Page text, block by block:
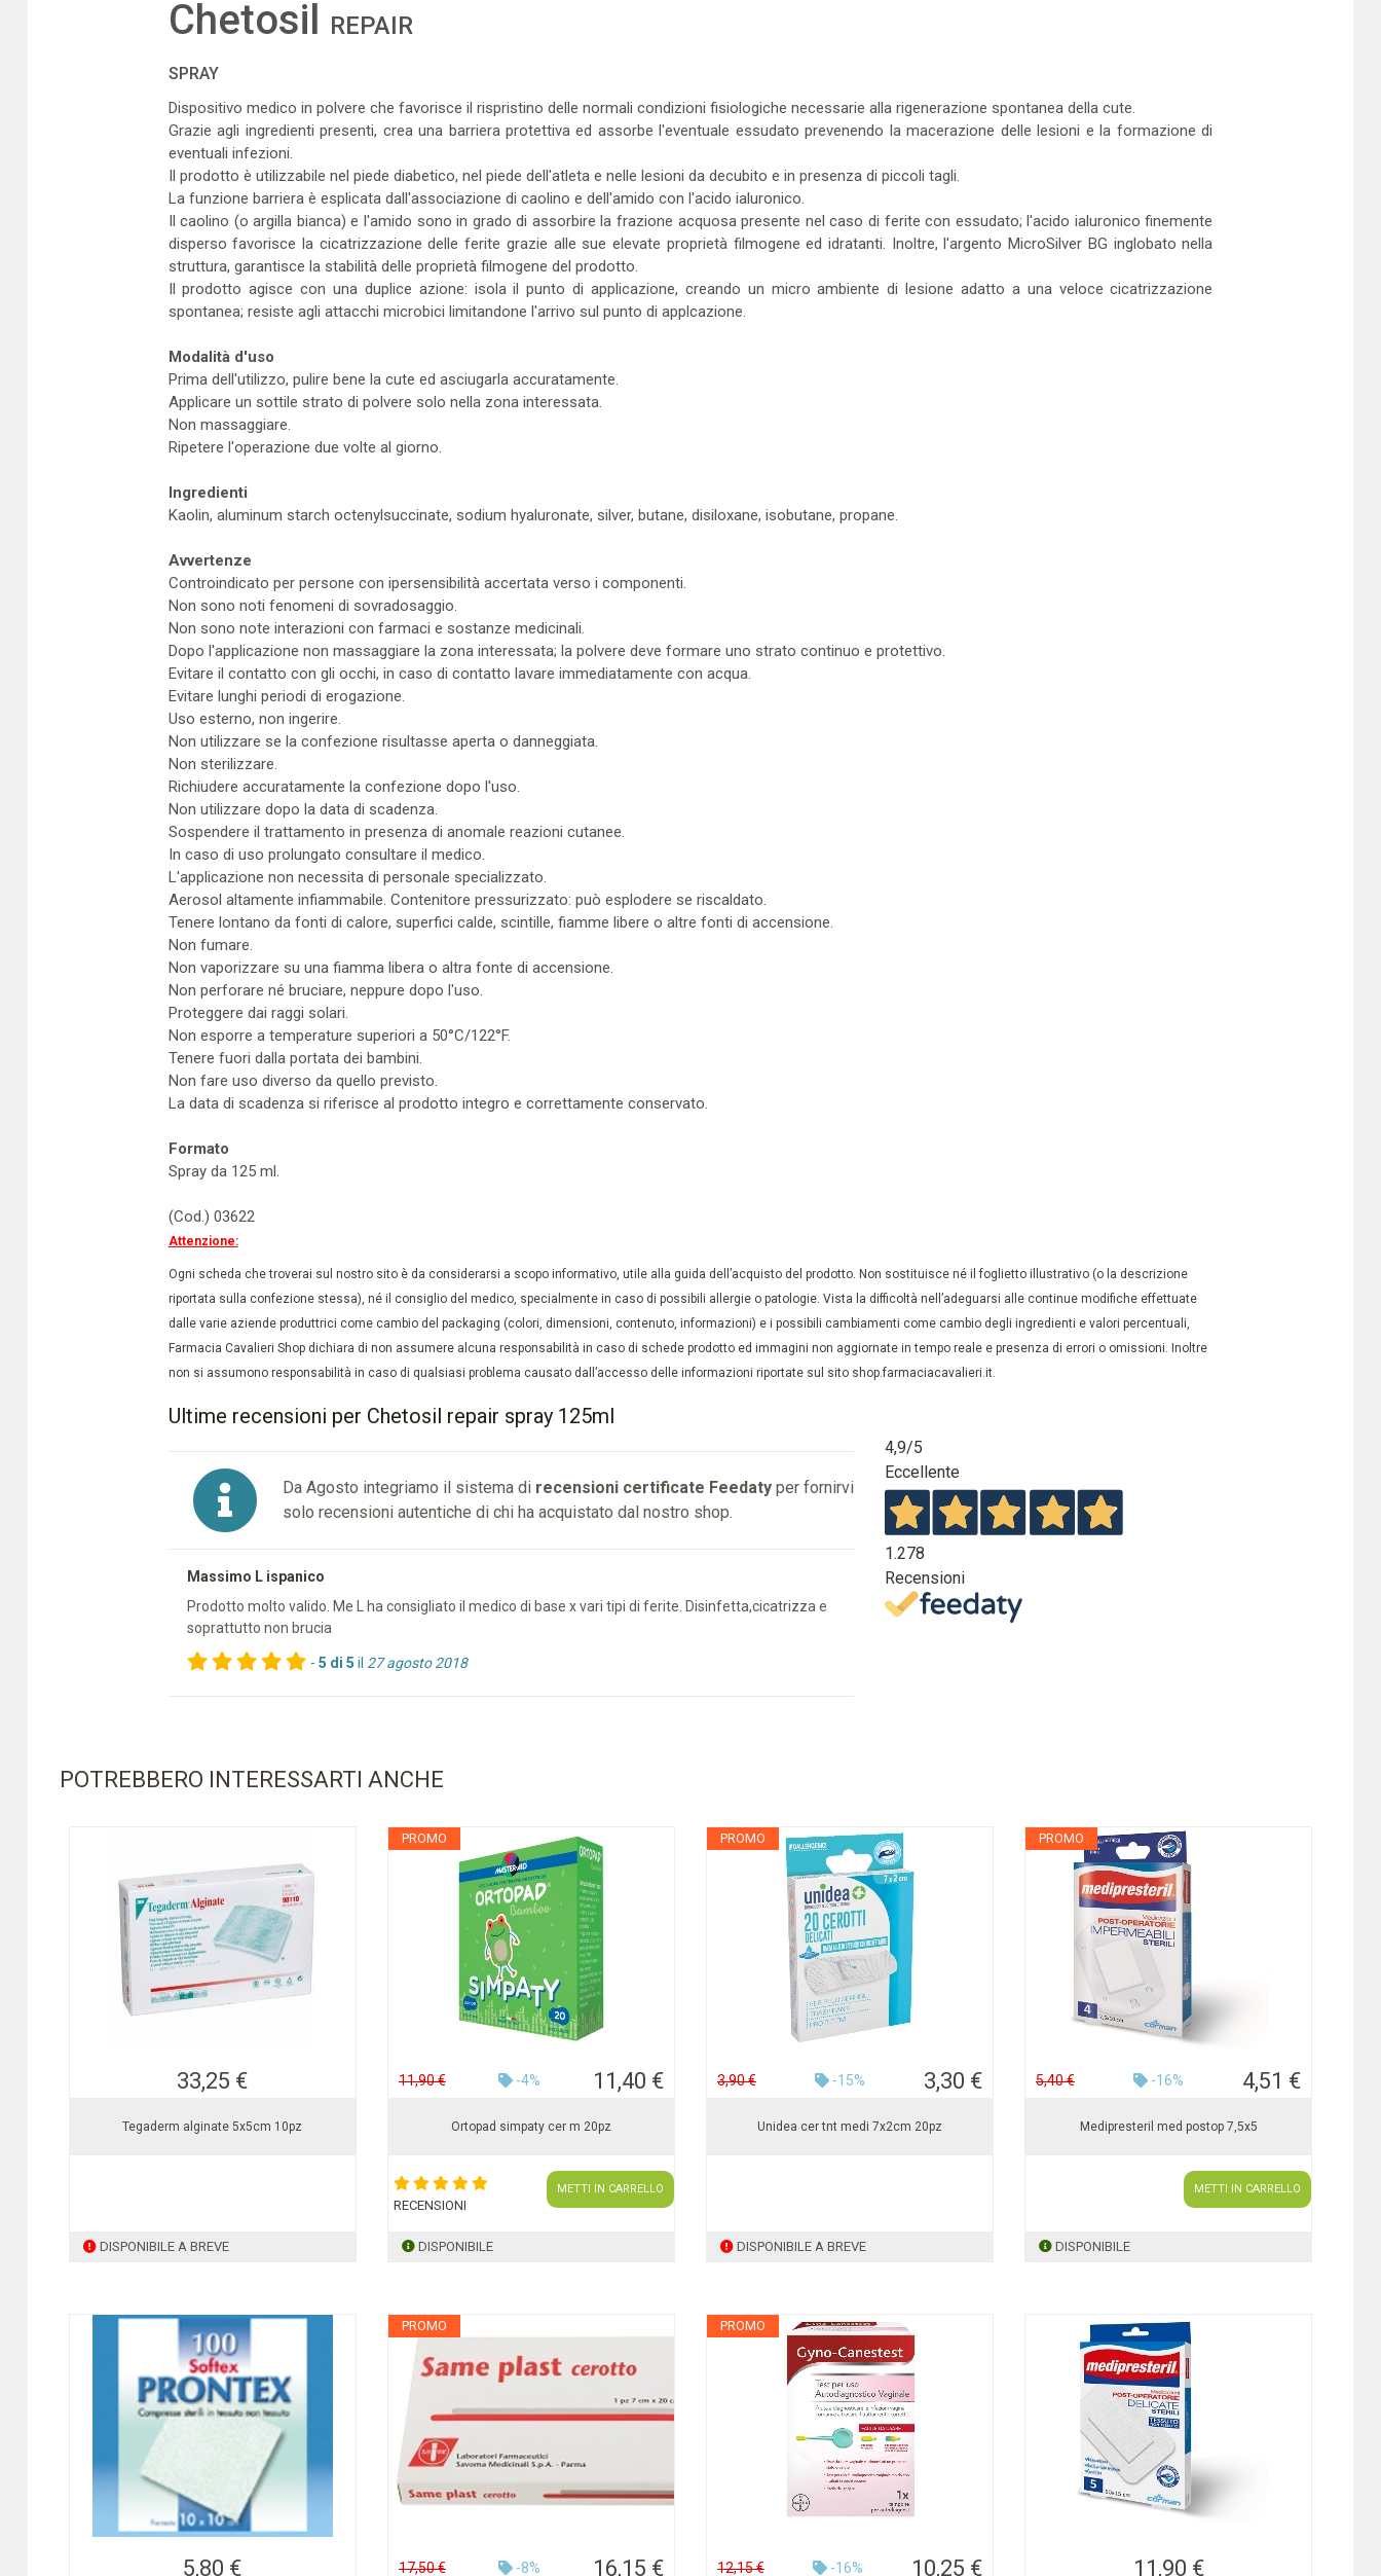
Chetosil REPAIR
SPRAY
Dispositivo medico in polvere che favorisce il rispristino delle normali condizioni fisiologiche necessarie alla rigenerazione spontanea della cute.
Grazie agli ingredienti presenti, crea una barriera protettiva ed assorbe l'eventuale essudato prevenendo la macerazione delle lesioni e la formazione di
eventuali infezioni.
Il prodotto è utilizzabile nel piede diabetico, nel piede dell'atleta e nelle lesioni da decubito e in presenza di piccoli tagli.
La funzione barriera è esplicata dall'associazione di caolino e dell'amido con l'acido ialuronico.
Il caolino (o argilla bianca) e l'amido sono in grado di assorbire la frazione acquosa presente nel caso di ferite con essudato; l'acido ialuronico finemente
disperso favorisce la cicatrizzazione delle ferite grazie alle sue elevate proprietà filmogene ed idratanti. Inoltre, l'argento MicroSilver BG inglobato nella
struttura, garantisce la stabilità delle proprietà filmogene del prodotto.
Il prodotto agisce con una duplice azione: isola il punto di applicazione, creando un micro ambiente di lesione adatto a una veloce cicatrizzazione
spontanea; resiste agli attacchi microbici limitandone l'arrivo sul punto di applcazione.
Modalità d'uso
Prima dell'utilizzo, pulire bene la cute ed asciugarla accuratamente.
Applicare un sottile strato di polvere solo nella zona interessata.
Non massaggiare.
Ripetere l'operazione due volte al giorno.
Ingredienti
Kaolin, aluminum starch octenylsuccinate, sodium hyaluronate, silver, butane, disiloxane, isobutane, propane.
Avvertenze
Controindicato per persone con ipersensibilità accertata verso i componenti.
Non sono noti fenomeni di sovradosaggio.
Non sono note interazioni con farmaci e sostanze medicinali.
Dopo l'applicazione non massaggiare la zona interessata; la polvere deve formare uno strato continuo e protettivo.
Evitare il contatto con gli occhi, in caso di contatto lavare immediatamente con acqua.
Evitare lunghi periodi di erogazione.
Uso esterno, non ingerire.
Non utilizzare se la confezione risultasse aperta o danneggiata.
Non sterilizzare.
Richiudere accuratamente la confezione dopo l'uso.
Non utilizzare dopo la data di scadenza.
Sospendere il trattamento in presenza di anomale reazioni cutanee.
In caso di uso prolungato consultare il medico.
L'applicazione non necessita di personale specializzato.
Aerosol altamente infiammabile. Contenitore pressurizzato: può esplodere se riscaldato.
Tenere lontano da fonti di calore, superfici calde, scintille, fiamme libere o altre fonti di accensione.
Non fumare.
Non vaporizzare su una fiamma libera o altra fonte di accensione.
Non perforare né bruciare, neppure dopo l'uso.
Proteggere dai raggi solari.
Non esporre a temperature superiori a 50°C/122°F.
Tenere fuori dalla portata dei bambini.
Non fare uso diverso da quello previsto.
La data di scadenza si riferisce al prodotto integro e correttamente conservato.
Formato
Spray da 125 ml.
(Cod.) 03622
Attenzione:
Ogni scheda che troverai sul nostro sito è da considerarsi a scopo informativo, utile alla guida dell’acquisto del prodotto. Non sostituisce né il foglietto illustrativo (o la descrizione
riportata sulla confezione stessa), né il consiglio del medico, specialmente in caso di possibili allergie o patologie. Vista la difficoltà nell’adeguarsi alle continue modifiche effettuate
dalle varie aziende produttrici come cambio del packaging (colori, dimensioni, contenuto, informazioni) e i possibili cambiamenti come cambio degli ingredienti e valori percentuali,
Farmacia Cavalieri Shop dichiara di non assumere alcuna responsabilità in caso di schede prodotto ed immagini non aggiornate in tempo reale e presenza di errori o omissioni. Inoltre
non si assumono responsabilità in caso di qualsiasi problema causato dall’accesso delle informazioni riportate sul sito shop.farmaciacavalieri.it.
Ultime recensioni per Chetosil repair spray 125ml
Da Agosto integriamo il sistema di recensioni certificate Feedatyper fornirvi
solo recensioni autentiche di chi ha acquistato dal nostro shop.
Massimo L ispanico
Prodotto molto valido. Me L ha consigliato il medico di base x vari tipi di ferite. Disinfetta,cicatrizza e
soprattutto non brucia
- 5 di 5 il 27 agosto 2018
4,9/5
Eccellente
1.278
Recensioni
POTREBBERO INTERESSARTI ANCHE
33,25 €
Tegaderm alginate 5x5cm 10pz
DISPONIBILE A BREVE
PROMO
11,90 € -4% 11,40 €
Ortopad simpaty cer m 20pz
RECENSIONI
METTI IN CARRELLO
DISPONIBILE
PROMO
3,90 € -15% 3,30 €
Unidea cer tnt medi 7x2cm 20pz
DISPONIBILE A BREVE
PROMO
5,40 € -16% 4,51 €
Medipresteril med postop 7,5x5
METTI IN CARRELLO
DISPONIBILE
5,80 €
PROMO
17,50 € -8% 16,15 €
PROMO
12,15 € -16% 10,25 € 11,90 €